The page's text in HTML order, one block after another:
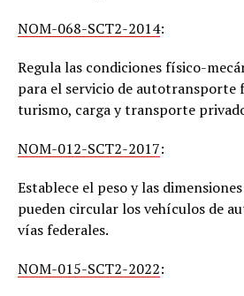
NOM-068-SCT2-2014:
Regula las condiciones físico-
para el servicio de autotransporte
turismo, carga y transporte
NOM-012-SCT2-2017:
Establece el peso y las
pueden circular los vehículos de
vías federales.
NOM-015-SCT2-2022: